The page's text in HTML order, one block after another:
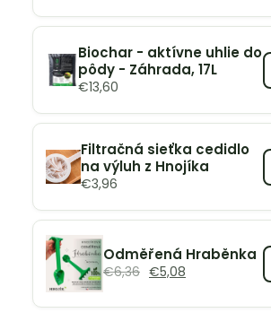
Biochar - aktívne uhlie do
pôdy - Záhrada, 17L
€13,60
Filtračná sieťka cedidlo
na výluh z Hnojíka
€3,96
Odměřená Hraběnka
€6,36 €5,08